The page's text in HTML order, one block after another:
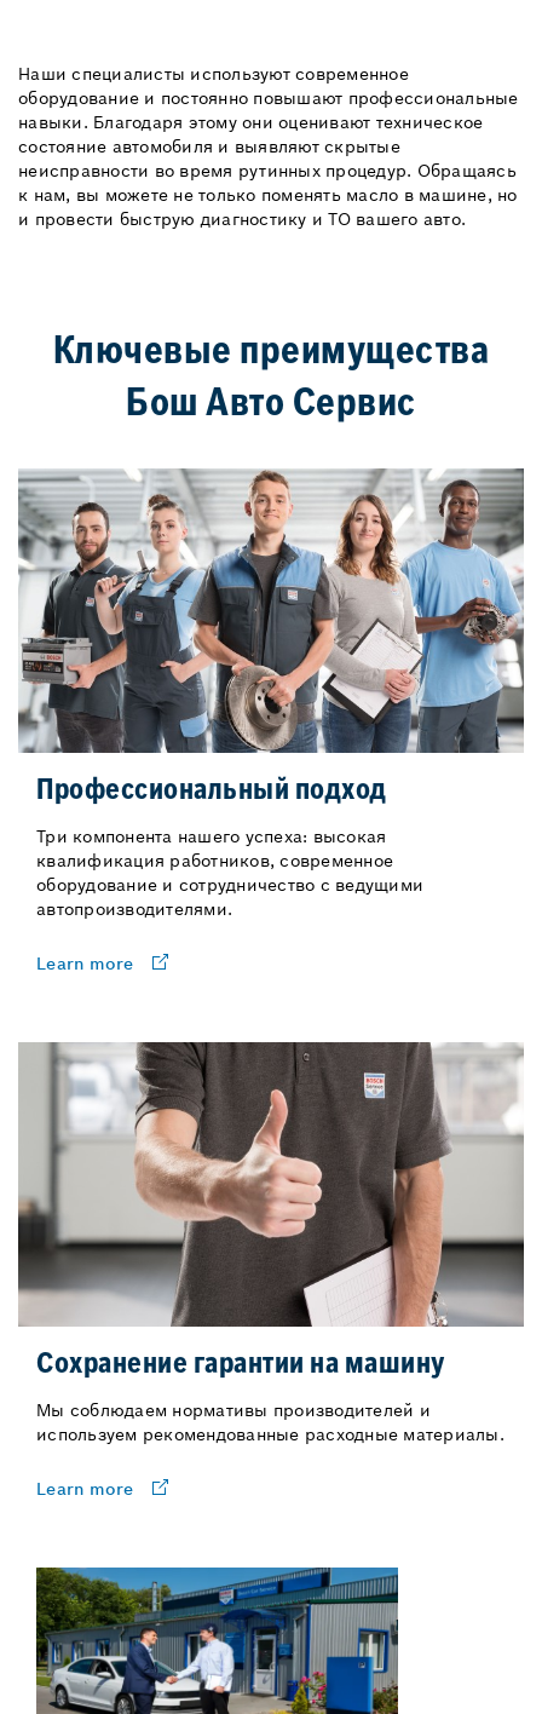
Наши специалисты используют современное
оборудование и постоянно повышают профессиональные
навыки. Благодаря этому они оценивают техническое
состояние автомобиля и выявляют скрытые
неисправности во время рутинных процедур. Обращаясь
к нам, вы можете не только поменять масло в машине, но
и провести быструю диагностику и ТО вашего авто.
Ключевые преимущества
Бош Авто Сервис
Профессиональный подход
Три компонента нашего успеха: высокая
квалификация работников, современное
оборудование и сотрудничество с ведущими
автопроизводителями.
Learn more
Сохранение гарантии на машину
Мы соблюдаем нормативы производителей и
используем рекомендованные расходные материалы.
Learn more